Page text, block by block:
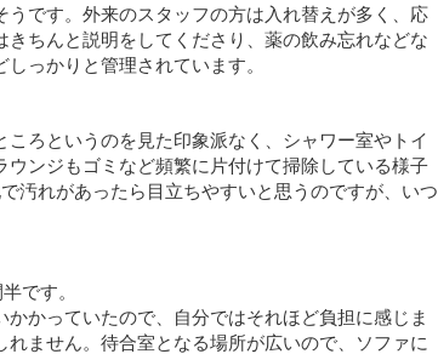
です。外来のスタッフの方は入れ替えが多く、応
ちんと説明をしてくださり、薬の飲み忘れなどな
っかりと管理されています。
ろというのを見た印象派なく、シャワー室やトイ
ンジもゴミなど頻繁に片付けて掃除している様子
汚れがあったら目立ちやすいと思うのですが、いつ
です。
かっていたので、自分ではそれほど負担に感じま
ません。待合室となる場所が広いので、ソファに